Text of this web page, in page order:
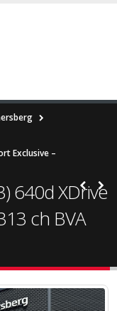
Exclusive –
640d XDrive
ch BVA